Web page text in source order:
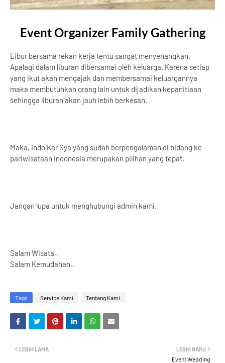
Event Organizer Family Gathering
Libur bersama rekan kerja tentu sangat menyenangkan.
Apalagi dalam liburan dibersamai oleh keluarga. Karena setiap
yang ikut akan mengajak dan membersamai keluargannya
maka membutuhkan orang lain untuk dijadikan kepanitiaan
sehingga liburan akan jauh lebih berkesan.
Maka, Indo Kar Sya yang sudah berpengalaman di bidang ke
pariwisataan Indonesia merupakan pilihan yang tepat.
Jangan lupa untuk menghubungi admin kami.
Salam Wisata,,
Salam Kemudahan,,
Tags Service Kami Tentang Kami
LEBIH BARU
Event Wedding
LEBIH LAMA